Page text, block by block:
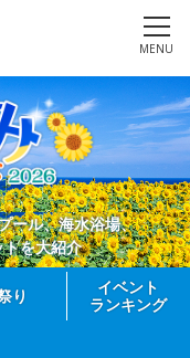
MENU
ール、海水浴場、
を大紹介
り
イベント
ランキング